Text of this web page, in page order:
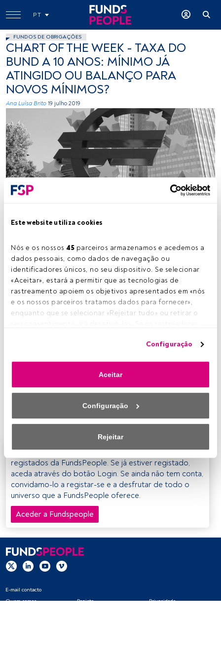
Este website utiliza cookies
Nós e os nossos 45 parceiros armazenamos e acedemos a
dados pessoais, como dados de navegação ou
identificadores únicos, no seu dispositivo. Se selecionar
«Aceitar», estará a permitir que as tecnologias de
rastreamento apoiem os objetivos apresentados em «nós
e os nossos parceiros tratamos dados para fornecer»,
enquanto que se selecionar «Rejeitar tudo» ou retirar o
que vê poderá deixar de ser relevante para si. Pode voltar
link «Preferências de privacidade» que aparece na parte
inferior da página web (ou no ícone flutuante que se
suas opções terão efeito dentro do nosso âmbito de
fornecer:
Utilizar dados de localização geográfica precisa. Analisar
ativamente as características do dispositivo para sua
identificação. Armazenar as informações num dispositivo
e/ou aceder às mesmas. Publicidade e conteúdo
personalizados, medição de publicidade e conteúdo,
Lista de parceiros (fornecedores)
Configuração
Aceitar
Configuração
Rejeitar
PT
FUNDOS DE OBRIGAÇÕES
CHART OF THE WEEK - TAXA DO
BUND A 10 ANOS: MÍNIMO JÁ
ATINGIDO OU BALANÇO PARA
NOVOS MÍNIMOS?
Ana Luísa Brito 19 julho 2019
Cesar Pics, Flickr Creative Commons
A taxa de juro alemã no prazo dos 10 anos, atingiu novo
mínimo histórico em redor de -0.4%, perante o fraco
outlook económico e
expectativas criadas pelos
investidores de políticas
monetárias mais
expansionistas,
Centrais (BCE e FED). No
alguma reversão da tendência, no seguimento da
divulgação de indicadores económicos que superaram as
expectativas.
Este é um artigo exclusivo para os utilizadores
registados da FundsPeople. Se já estiver registado,
aceda através do botão Login. Se ainda não tem conta,
convidamo-lo a registar-se e a desfrutar de todo o
universo que a FundsPeople oferece.
Aceder a Fundspeople
E-mail contacto
Quem somos
Registo
Privacidade